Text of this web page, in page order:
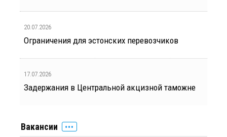
20.07.2026
Ограничения для эстонских перевозчиков
17.07.2026
Задержания в Центральной акцизной таможне
Вакансии